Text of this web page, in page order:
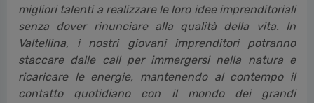
migliori talenti a realizzare le loro idee imprenditoriali
senza dover rinunciare alla qualità della vita. In
Valtellina, i nostri giovani imprenditori potranno
staccare dalle call per immergersi nella natura e
ricaricare le energie, mantenendo al contempo il
contatto quotidiano con il mondo dei grandi